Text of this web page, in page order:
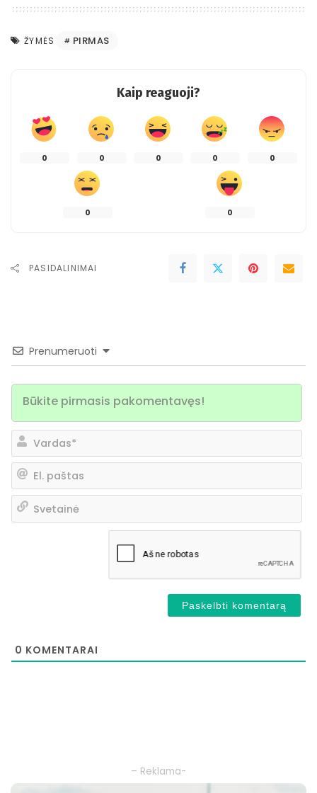
ŽYMĖS PIRMAS
Kaip reaguoji?
0 0 0 0 0
0 0
PASIDALINIMAI
Prenumeruoti
0 KOMENTARAI
– Reklama-